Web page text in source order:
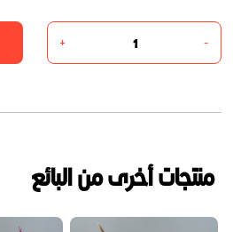
-
+
منتجات أخرى من البائع